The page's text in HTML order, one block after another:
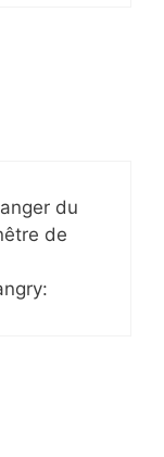
du
de